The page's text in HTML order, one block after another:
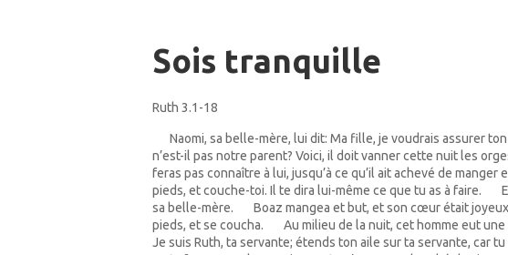
Sois tranquille
Ruth 3.1-18
Naomi, sa belle-mère, lui dit: Ma fille, je voudrais assurer
n’est-il pas notre parent? Voici, il doit vanner cette nuit les
feras pas connaître à lui, jusqu’à ce qu’il ait achevé de manger
pieds, et couche-toi. Il te dira lui-même ce que tu as à faire.
sa belle-mère.
Boaz mangea et but, et son cœur était
pieds, et se coucha.
Au milieu de la nuit, cet homme eut
Je suis Ruth, ta servante; étends ton aile sur ta servante, car